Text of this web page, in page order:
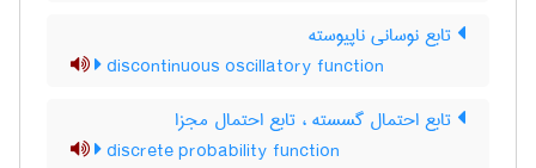
تابع نوسانی ناپیوسته
discontinuous oscillatory function
تابع احتمال گسسته ، تابع احتمال مجزا
discrete probability function